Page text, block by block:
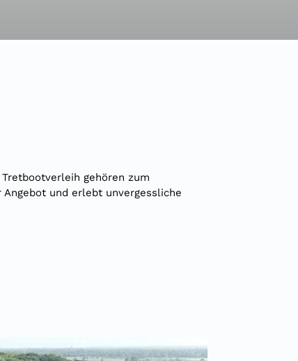
gehören zum
und erlebt unvergessliche